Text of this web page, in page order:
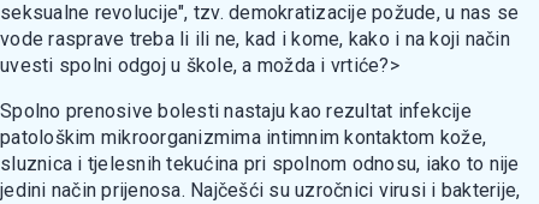
seksualne revolucije", tzv. demokratizacije požude, u nas se
vode rasprave treba li ili ne, kad i kome, kako i na koji način
uvesti spolni odgoj u škole, a možda i vrtiće?>
Spolno prenosive bolesti nastaju kao rezultat infekcije
patološkim mikroorganizmima intimnim kontaktom kože,
sluznica i tjelesnih tekućina pri spolnom odnosu, iako to nije
jedini način prijenosa. Najčešći su uzročnici virusi i bakterije,